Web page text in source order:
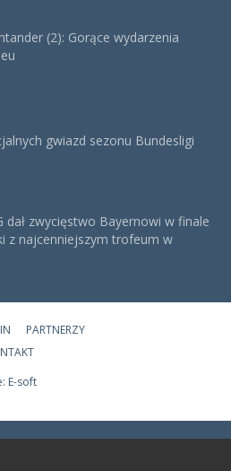
(2): Gorące wydarzenia
gwiazd sezonu Bundesligi
dał zwycięstwo Bayernowi w finale
z najcenniejszym trofeum w
PARTNERZY
E-soft